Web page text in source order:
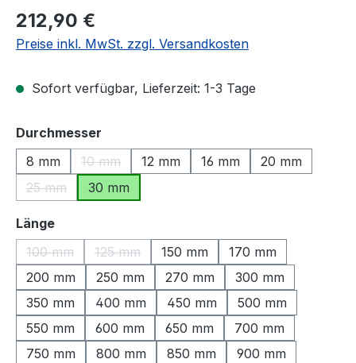
Regulärer Preis:
212,90 €
Preise inkl. MwSt. zzgl. Versandkosten
Sofort verfügbar, Lieferzeit: 1-3 Tage
Durchmesser
8 mm
10 mm
(Diese Option ist zurzeit nicht verfügbar.)
12 mm 16 mm
20 mm
25 mm
(Diese Option ist zurzeit nicht verfügbar.)
30 mm
Längeauswählen
100 mm
(Diese Option ist zurzeit nicht verfügbar.)
125 mm
(Diese Option ist zurzeit nicht verfügbar.)
150 mm
170 mm
200 mm
250 mm 270 mm
300 mm
350 mm
400 mm 450 mm
500 mm
550 mm
600 mm 650 mm
700 mm
750 mm
800 mm 850 mm
900 mm